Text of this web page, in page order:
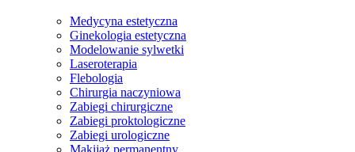
Medycyna estetyczna
Ginekologia estetyczna
Modelowanie sylwetki
Laseroterapia
Flebologia
Chirurgia naczyniowa
Zabiegi chirurgiczne
Zabiegi proktologiczne
Zabiegi urologiczne
Makijaż permanentny